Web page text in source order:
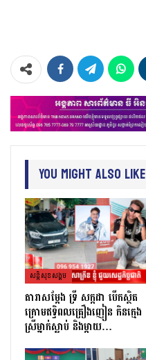
You Might Also Like
សន្តិសុខសង្គម
តារាសម្ដែង ទ្រី សក្កដា បើកស្ថិត
ក្រោមឥទ្ធិពលគ្រឿងញៀន កិនក្មេង
ស្រីម្នាក់ស្លាប់ និងម្ដាយ…